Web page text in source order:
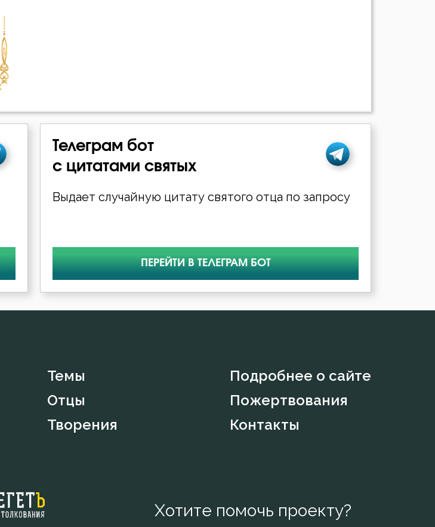
Телеграм бот
с цитатами святых
Выдает случайную цитату святого отца по запросу
ПЕРЕЙТИ В ТЕЛЕГРАМ БОТ
Темы
Отцы
Творения
Подробнее о сайте
Пожертвования
Контакты
Хотите помочь проекту?